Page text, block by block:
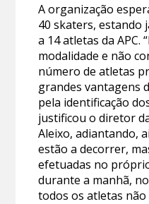
A organização
40 skaters, estando
a 14 atletas da APC.
modalidade e não
número de atletas
grandes vantagens
pela identificação
justificou o diretor
Aleixo, adiantando,
estão a decorrer,
efetuadas no
durante a manhã,
todos os atletas não